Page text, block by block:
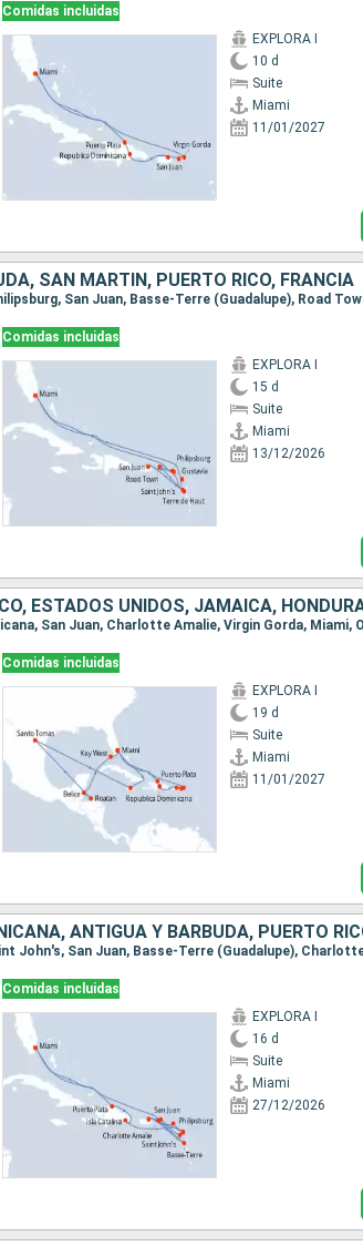
Comidas incluidas
EXPLORA I
10 d
Suite
Miami
11/01/2027
SAN MARTÍN, PUERTO RICO, FRANCIA
Comidas incluidas
EXPLORA I
15 d
Suite
Miami
13/12/2026
Comidas incluidas
EXPLORA I
19 d
Suite
Miami
11/01/2027
Comidas incluidas
EXPLORA I
16 d
Suite
Miami
27/12/2026